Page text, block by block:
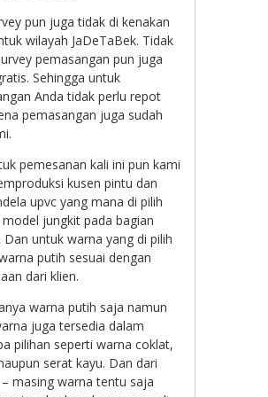
pun juga tidak di kenakan
wilayah JaDeTaBek. Tidak
pemasangan pun juga
Sehingga untuk
Anda tidak perlu repot
pemasangan juga sudah
pemesanan kali ini pun kami
kusen pintu dan
upvc yang mana di pilih
jungkit pada bagian
Dan untuk warna yang di pilih
putih sesuai dengan
dari klien.
warna putih saja namun
juga tersedia dalam
pilihan seperti warna coklat,
serat kayu. Dan dari
masing warna tentu saja